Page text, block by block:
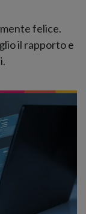
felice.
il rapporto e